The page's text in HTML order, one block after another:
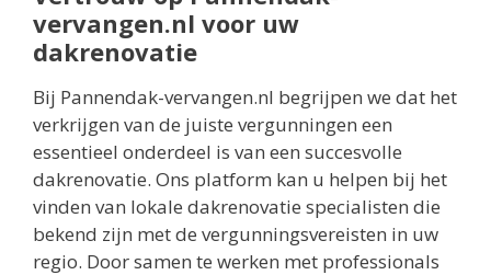
vervangen.nl voor uw
dakrenovatie
Bij Pannendak-vervangen.nl begrijpen we dat het
verkrijgen van de juiste vergunningen een
essentieel onderdeel is van een succesvolle
dakrenovatie. Ons platform kan u helpen bij het
vinden van lokale dakrenovatie specialisten die
bekend zijn met de vergunningsvereisten in uw
regio. Door samen te werken met professionals